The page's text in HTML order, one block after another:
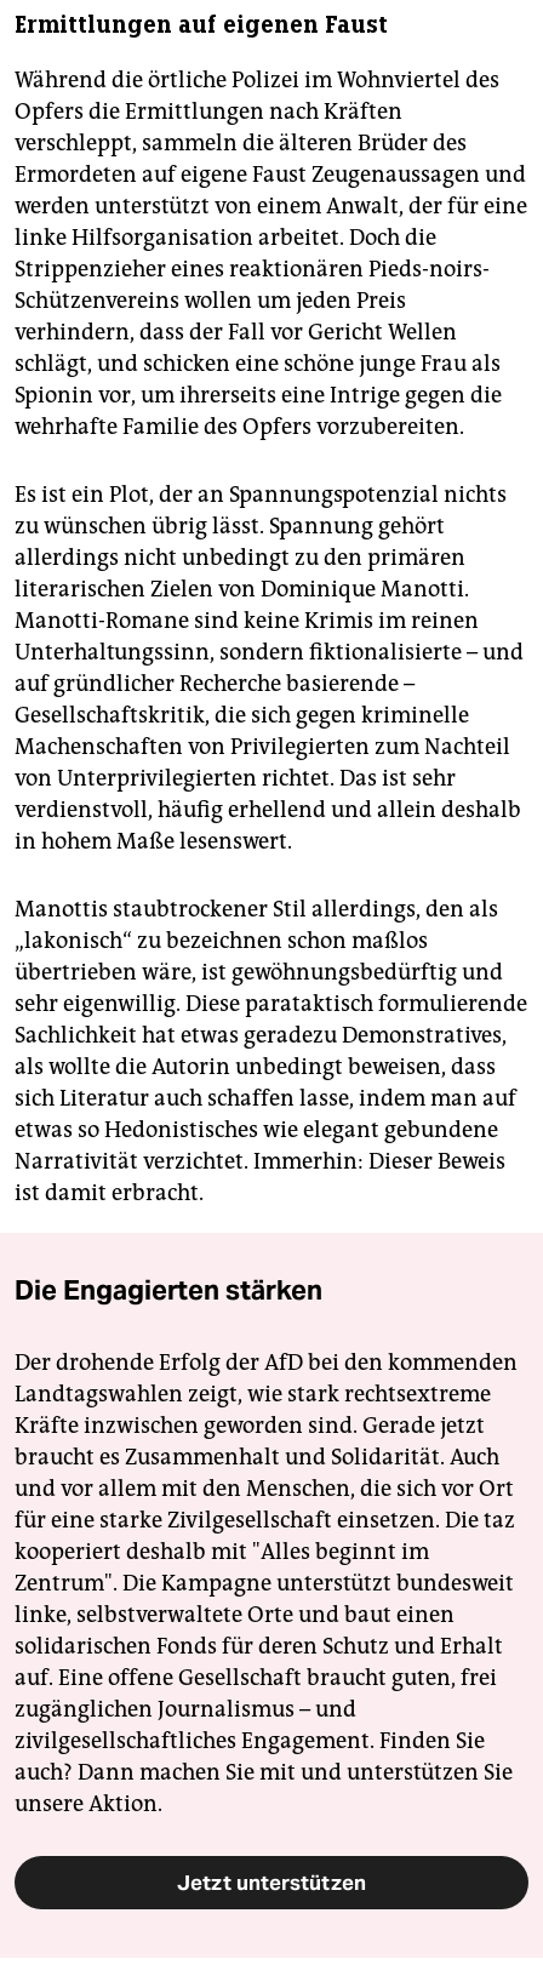
Ermittlungen auf eigenen Faust
Während die örtliche Polizei im Wohnviertel des
Opfers die Ermittlungen nach Kräften
verschleppt, sammeln die älteren Brüder des
Ermordeten auf eigene Faust Zeugenaussagen und
werden unterstützt von einem Anwalt, der für eine
linke Hilfsorganisation arbeitet. Doch die
Strippenzieher eines reaktionären Pieds-noirs-
Schützenvereins wollen um jeden Preis
verhindern, dass der Fall vor Gericht Wellen
schlägt, und schicken eine schöne junge Frau als
Spionin vor, um ihrerseits eine Intrige gegen die
wehrhafte Familie des Opfers vorzubereiten.
Es ist ein Plot, der an Spannungspotenzial nichts
zu wünschen übrig lässt. Spannung gehört
allerdings nicht unbedingt zu den primären
literarischen Zielen von Dominique Manotti.
Manotti-Romane sind keine Krimis im reinen
Unterhaltungssinn, sondern fiktionalisierte – und
auf gründlicher Recherche basierende –
Gesellschaftskritik, die sich gegen kriminelle
Machenschaften von Privilegierten zum Nachteil
von Unterprivilegierten richtet. Das ist sehr
verdienstvoll, häufig erhellend und allein deshalb
in hohem Maße lesenswert.
Manottis staubtrockener Stil allerdings, den als
„lakonisch“ zu bezeichnen schon maßlos
übertrieben wäre, ist gewöhnungsbedürftig und
sehr eigenwillig. Diese parataktisch formulierende
Sachlichkeit hat etwas geradezu Demonstratives,
als wollte die Autorin unbedingt beweisen, dass
sich Literatur auch schaffen lasse, indem man auf
etwas so Hedonistisches wie elegant gebundene
Narrativität verzichtet. Immerhin: Dieser Beweis
ist damit erbracht.
Die Engagierten stärken
Der drohende Erfolg der AfD bei den kommenden
Landtagswahlen zeigt, wie stark rechtsextreme
Kräfte inzwischen geworden sind. Gerade jetzt
braucht es Zusammenhalt und Solidarität. Auch
und vor allem mit den Menschen, die sich vor Ort
für eine starke Zivilgesellschaft einsetzen. Die taz
kooperiert deshalb mit "Alles beginnt im
Zentrum". Die Kampagne unterstützt bundesweit
linke, selbstverwaltete Orte und baut einen
solidarischen Fonds für deren Schutz und Erhalt
auf. Eine offene Gesellschaft braucht guten, frei
zugänglichen Journalismus – und
zivilgesellschaftliches Engagement. Finden Sie
auch? Dann machen Sie mit und unterstützen Sie
unsere Aktion.
Jetzt unterstützen